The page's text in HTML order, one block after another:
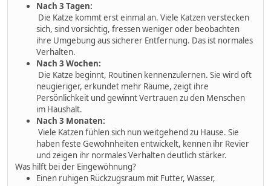
Nach 3 Tagen:
Die Katze kommt erst einmal an. Viele Katzen verstecken
sich, sind vorsichtig, fressen weniger oder beobachten
ihre Umgebung aus sicherer Entfernung. Das ist normales
Verhalten.
Nach 3 Wochen:
Die Katze beginnt, Routinen kennenzulernen. Sie wird oft
neugieriger, erkundet mehr Räume, zeigt ihre
Persönlichkeit und gewinnt Vertrauen zu den Menschen
im Haushalt.
Nach 3 Monaten:
Viele Katzen fühlen sich nun weitgehend zu Hause. Sie
haben feste Gewohnheiten entwickelt, kennen ihr Revier
und zeigen ihr normales Verhalten deutlich stärker.
Was hilft bei der Eingewöhnung?
Einen ruhigen Rückzugsraum mit Futter, Wasser,